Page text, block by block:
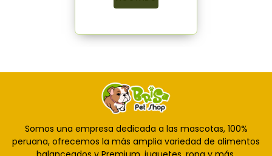
Somos una empresa dedicada a las mascotas, 100%
peruana, ofrecemos la más amplia variedad de alimentos